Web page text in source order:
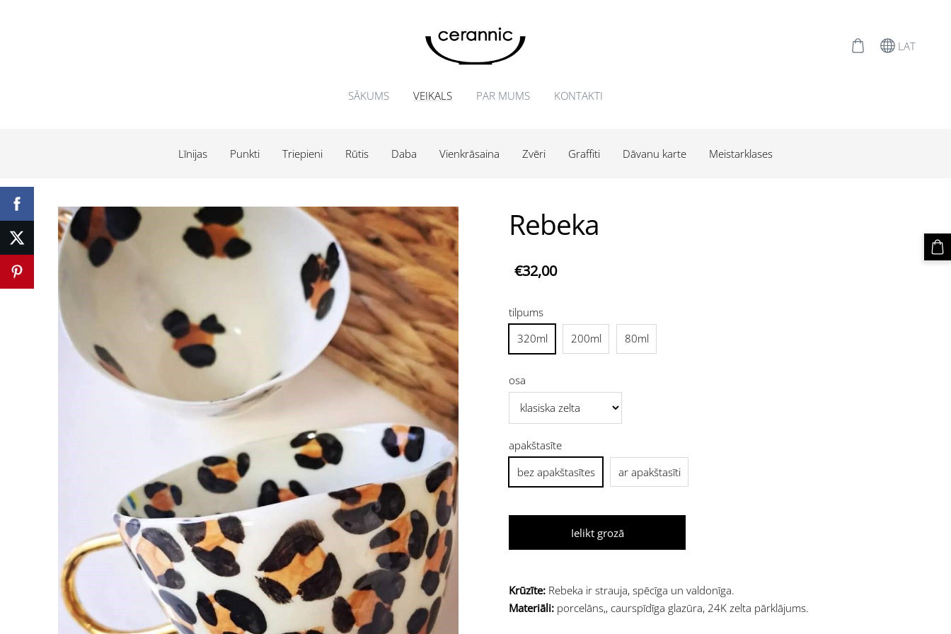
SĀKUMS VEIKALS PAR MUMS KONTAKTI
LAT
Līnijas Punkti Triepieni Rūtis Daba Vienkrāsaina Zvēri Graffiti Dāvanu karte Meistarklases
Rebeka
€32,00
tilpums
320ml
200ml 80ml
osa
apakštasīte
bez apakštasītes
ar apakštasīti
Ielikt grozā
Krūzīte: Rebeka ir strauja, spēcīga un valdonīga.
Materiāli: porcelāns,, caurspīdīga glazūra, 24K zelta pārklājums.